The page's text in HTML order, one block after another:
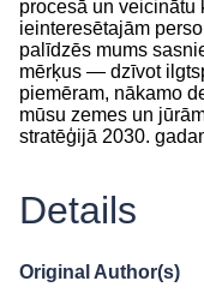
procesā un veicinātu
ieinteresētajām
palīdzēs mums
mērķus — dzīvot
piemēram, nākamo
mūsu zemes un
stratēģijā 2030.
Details
Original Author(s)